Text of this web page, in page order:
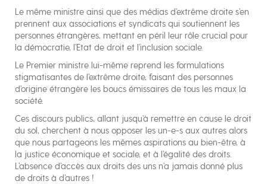
Le même ministre ainsi que des médias d’extrême droite s’en
prennent aux associations et syndicats qui soutiennent les
personnes étrangères, mettant en péril leur rôle crucial pour
la démocratie, l’Etat de droit et l’inclusion sociale.
Le Premier ministre lui-même reprend les formulations
stigmatisantes de l’extrême droite, faisant des personnes
d’origine étrangère les boucs émissaires de tous les maux la
société.
Ces discours publics, allant jusqu’à remettre en cause le droit
du sol, cherchent à nous opposer les un-e-s aux autres alors
que nous partageons les mêmes aspirations au bien-être, à
la justice économique et sociale, et à l’égalité des droits.
L’absence d’accès aux droits des uns n’a jamais donné plus
de droits à d’autres !